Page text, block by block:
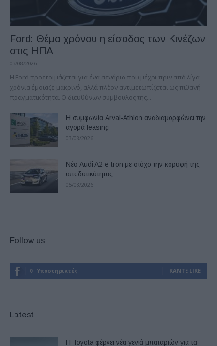
Ford: Θέμα χρόνου η είσοδος των Κινέζων
στις ΗΠΑ
03/08/2026
Η Ford προετοιμάζεται για ένα σενάριο που μέχρι πριν από λίγα
χρόνια έμοιαζε μακρινό, αλλά πλέον αντιμετωπίζεται ως πιθανή
πραγματικότητα. Ο διευθύνων σύμβουλος της...
Η συμφωνία Arval-Athlon αναδιαμορφώνει την
αγορά leasing
03/08/2026
Νέο Audi A2 e-tron με στόχο την κορυφή της
αποδοτικότητας
05/08/2026
Follow us
0 Υποστηρικτές ΚΆΝΤΕ LIKE
Latest
Η Toyota φέρνει νέα γενιά μπαταριών για τα